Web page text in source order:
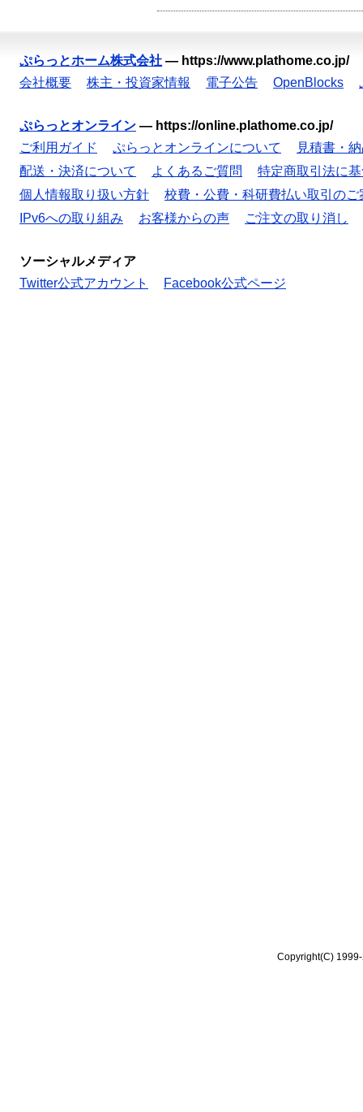
ぷらっとホーム株式会社 — https://www.plathome.co.jp/
会社概要
株主・投資家情報 電子公告 OpenBlocks
ぷらっとオンライン — https://online.plathome.co.jp/
ご利用ガイド
ぷらっとオンラインについて
見積書・
配送・決済について
よくあるご質問
特定商取引法に
個人情報取り扱い方針
校費・公費・科研費払い取引のご
IPv6への取り組み
お客様からの声 ご注文の取り消し
ソーシャルメディア
Twitter公式アカウント
Facebook公式ページ
Copyright(C)